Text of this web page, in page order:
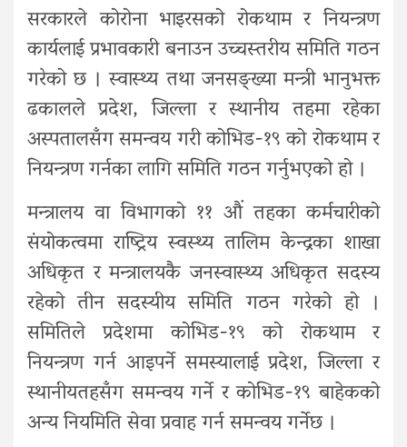
सरकारले कोरोना भाइरसको रोकथाम र नियन्त्रण
कार्यलाई प्रभावकारी बनाउन उच्चस्तरीय समिति गठन
गरेको छ । स्वास्थ्य तथा जनसङ्ख्या मन्त्री भानुभक्त
ढकालले प्रदेश, जिल्ला र स्थानीय तहमा रहेका
अस्पतालसँग समन्वय गरी कोभिड-१९ को रोकथाम र
नियन्त्रण गर्नका लागि समिति गठन गर्नुभएको हो ।
मन्त्रालय वा विभागको ११ औं तहका कर्मचारीको
संयोकत्वमा राष्ट्रिय स्वस्थ्य तालिम केन्द्रका शाखा
अधिकृत र मन्त्रालयकै जनस्वास्थ्य अधिकृत सदस्य
रहेको तीन सदस्यीय समिति गठन गरेको हो ।
समितिले प्रदेशमा कोभिड-१९ को रोकथाम र
नियन्त्रण गर्न आइपर्ने समस्यालाई प्रदेश, जिल्ला र
स्थानीयतहसँग समन्वय गर्ने र कोभिड-१९ बाहेकको
अन्य नियमिति सेवा प्रवाह गर्न समन्वय गर्नेछ ।